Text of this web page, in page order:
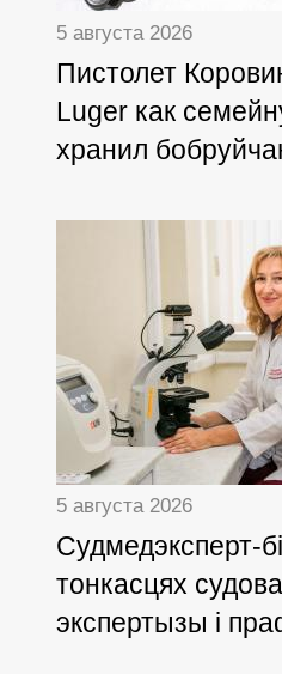
5 августа 2026
Пистолет
Luger как
хранил
5 августа 2026
Cудмедэксперт-
тонкасцях
экспертызы і